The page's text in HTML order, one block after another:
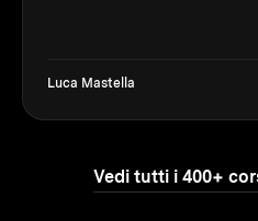
Luca Mastella
Vedi tutti i 400+